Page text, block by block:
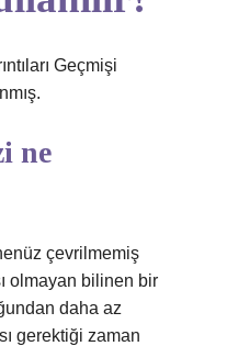
Geçmişi
ne
çevrilmemiş
olmayan bilinen bir
daha az
gerektiği zaman